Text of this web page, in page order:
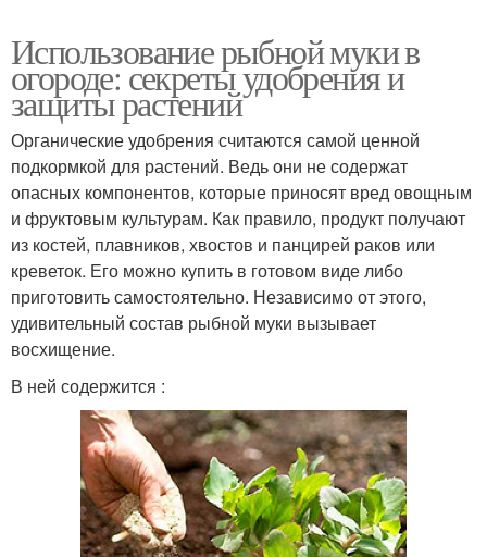
Использование рыбной муки в
огороде: секреты удобрения и
защиты растений
Органические удобрения считаются самой ценной
подкормкой для растений. Ведь они не содержат
опасных компонентов, которые приносят вред овощным
и фруктовым культурам. Как правило, продукт получают
из костей, плавников, хвостов и панцирей раков или
креветок. Его можно купить в готовом виде либо
приготовить самостоятельно. Независимо от этого,
удивительный состав рыбной муки вызывает
восхищение.
В ней содержится :